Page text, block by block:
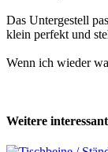
Das Untergestell
klein perfekt und
Wenn ich wieder
Weitere